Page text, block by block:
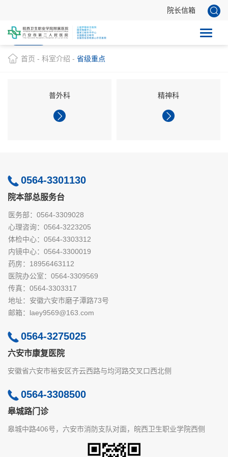
院长信箱
省级重点 市级重点 临床科室 职能科室
首页 - 科室介绍 - 省级重点
普外科 精神科
0564-3301130
院本部总服务台
医务部：0564-3309028
心理咨询：0564-3223205
体检中心：0564-3303312
内镜中心：0564-3300019
药房：18956463112
医院办公室：0564-3309569
传真：0564-3303317
地址：安徽六安市磨子潭路73号
邮箱：laey9569@163.com
0564-3275025
六安市康复医院
安徽省六安市裕安区齐云西路与均河路交叉口西北侧
0564-3308500
皋城路门诊
皋城中路406号，六安市消防支队对面，皖西卫生职业学院西侧